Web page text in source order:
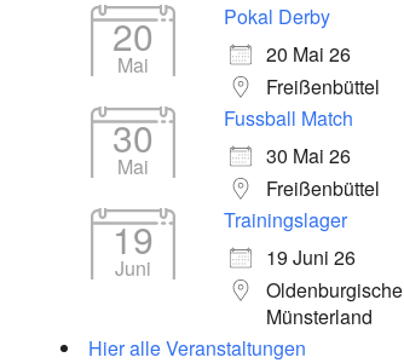
20
Mai
Pokal Derby
20 Mai 26
Freißenbüttel
30
Mai
Fussball Match
30 Mai 26
Freißenbüttel
19
Juni
Trainingslager
19 Juni 26
Oldenburgische
Münsterland
Hier alle Veranstaltungen